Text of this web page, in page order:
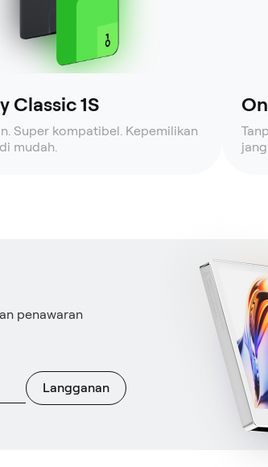
Classic 1S
Super kompatibel. Kepemilikan
mudah.
penawaran
Langganan